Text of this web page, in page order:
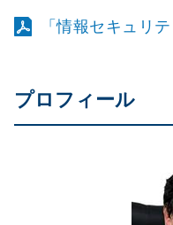
「情報セキュリ
プロフィール